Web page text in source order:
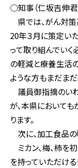
○知事（仁坂吉伸君
県では、がん対
20年３月に策定い
って取り組んでい
の軽減と療養生活
ような方もまだま
議員御指摘のい
が、本県において
ります。
次に、加工食品の
ミカン、梅、柿
を持っていただけ